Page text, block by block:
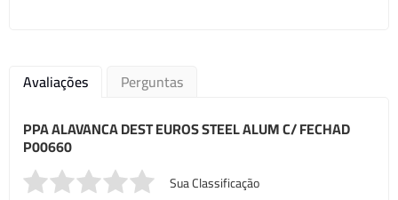
Avaliações
Perguntas
PPA ALAVANCA DEST EUROS STEEL ALUM C/ FECHAD
P00660
Sua Classificação